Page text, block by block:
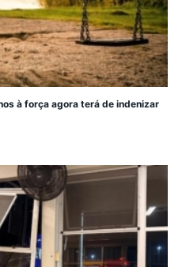
à força agora terá de indenizar